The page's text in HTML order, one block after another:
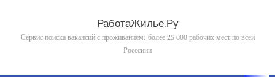
content
РаботаЖилье.Ру
Сервис поиска вакансий с проживанием: более 25 000 рабочих мест по всей
Росссиии